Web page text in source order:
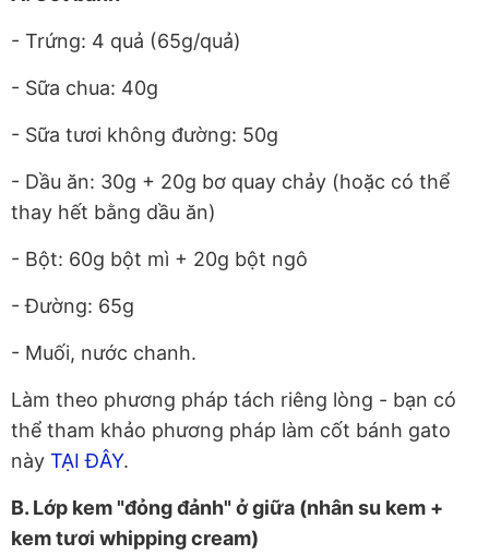
- Trứng: 4 quả (65g/quả)
- Sữa chua: 40g
- Sữa tươi không đường: 50g
- Dầu ăn: 30g + 20g bơ quay chảy (hoặc có thể
thay hết bằng dầu ăn)
- Bột: 60g bột mì + 20g bột ngô
- Đường: 65g
- Muối, nước chanh.
Làm theo phương pháp tách riêng lòng - bạn có
thể tham khảo phương pháp làm cốt bánh gato
này TẠI ĐÂY.
B. Lớp kem "đỏng đảnh" ở giữa (nhân su kem +
kem tươi whipping cream)